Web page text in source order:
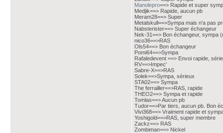
Manolepro==> Rapide et super
Medjik==> Rapide, aucun pb
Meram28==> Super
Metalskull==>Sympa mais n'a pas
Nabsterister==> Super échangeur
Nek-31==> Bon échangeur, sympa
nico36==>RAS
Ols54==> Bon échangeur
Pomi64==>Sympa
Rafaledevent ==> Envoi rapide,
RV==>Impec'
Sabre-X==>RAS
Solek==>Sympa, sérieux
STA02==> Sympa
The ferrailler==>RAS, rapide
THEO2==> Sympa et rapide
Tomlas==> Aucun pb
Tudor==>Par tiers, aucun pb. Bon
Vivi368==> Vraiment rapide et
Yoshigold==>RAS, super membre
Zackz==> RAS
Zombiman==> Nickel